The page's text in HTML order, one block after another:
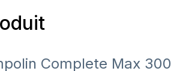
Complete Max 300